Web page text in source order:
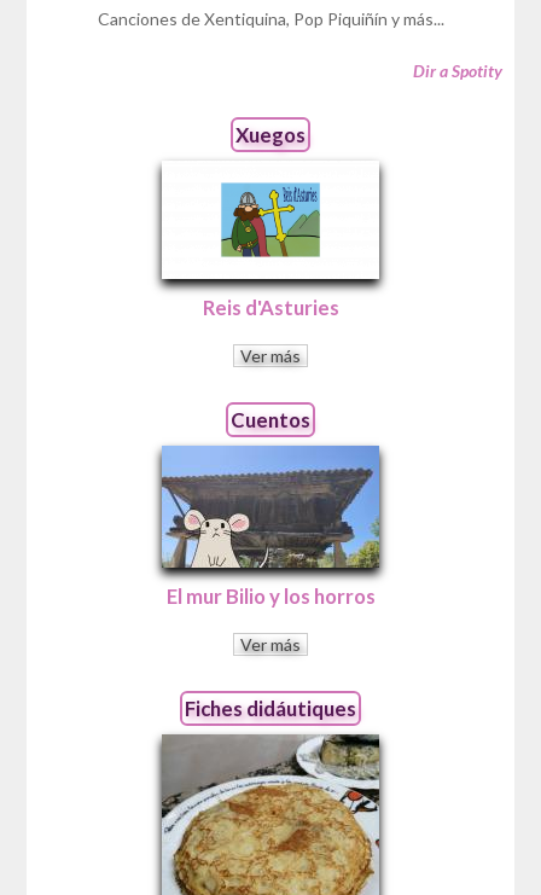
Canciones de Xentiquina, Pop Piquiñín y más...
Dir a Spotity
Xuegos
Reis d'Asturies
Ver más
Cuentos
El mur Bilio y los horros
Ver más
Fiches didáutiques